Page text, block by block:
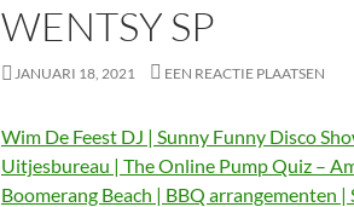
WENTSY SP
JANUARI 18, 2021 EEN REACTIE PLAATSEN
Wim De Feest DJ | Sunny Funny Disco
Uitjesbureau | The Online Pump Quiz –
Boomerang Beach | BBQ arrangementen |